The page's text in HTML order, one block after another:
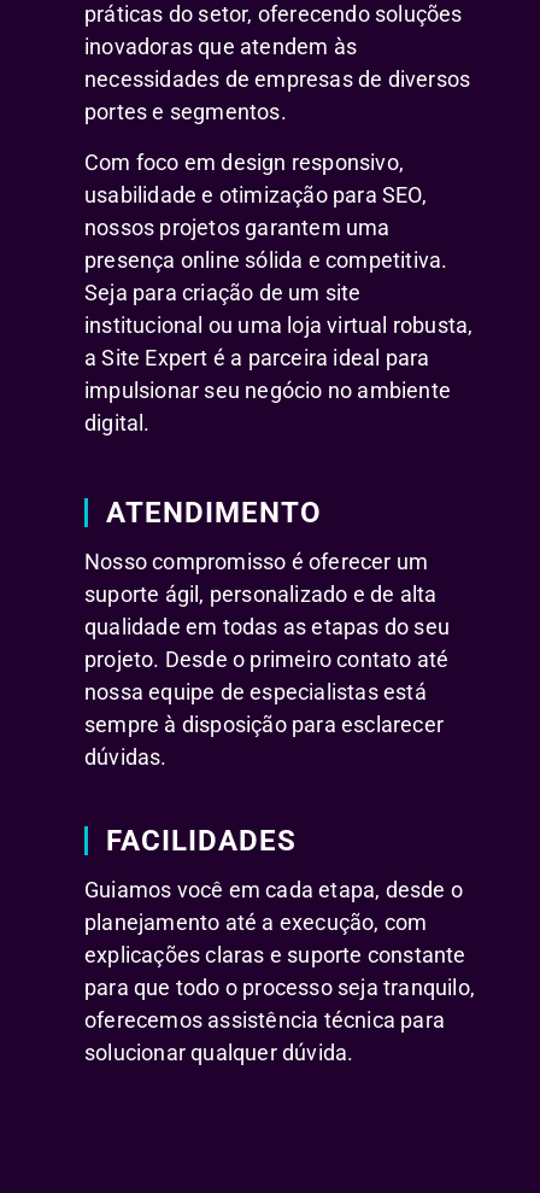
práticas do setor, oferecendo soluções
inovadoras que atendem às
necessidades de empresas de diversos
portes e segmentos.
Com foco em design responsivo,
usabilidade e otimização para SEO,
nossos projetos garantem uma
presença online sólida e competitiva.
Seja para criação de um site
institucional ou uma loja virtual robusta,
a Site Expert é a parceira ideal para
impulsionar seu negócio no ambiente
digital.
ATENDIMENTO
Nosso compromisso é oferecer um
suporte ágil, personalizado e de alta
qualidade em todas as etapas do seu
projeto. Desde o primeiro contato até
nossa equipe de especialistas está
sempre à disposição para esclarecer
dúvidas.
FACILIDADES
Guiamos você em cada etapa, desde o
planejamento até a execução, com
explicações claras e suporte constante
para que todo o processo seja tranquilo,
oferecemos assistência técnica para
solucionar qualquer dúvida.